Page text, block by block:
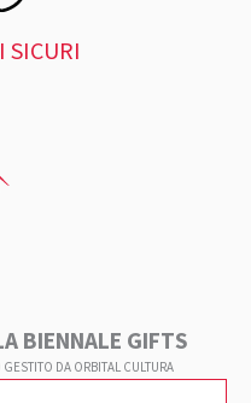
SICURI
BIENNALE GIFTS
DA ORBITAL CULTURA